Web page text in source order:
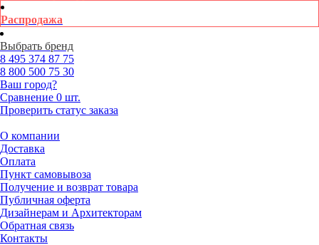
Распродажа
Выбрать бренд
8 495 374 87 75
8 800 500 75 30
Ваш город?
Сравнение 0 шт.
Проверить статус заказа
О компании
Доставка
Оплата
Пункт самовывоза
Получение и возврат товара
Публичная оферта
Дизайнерам и Архитекторам
Обратная связь
Контакты